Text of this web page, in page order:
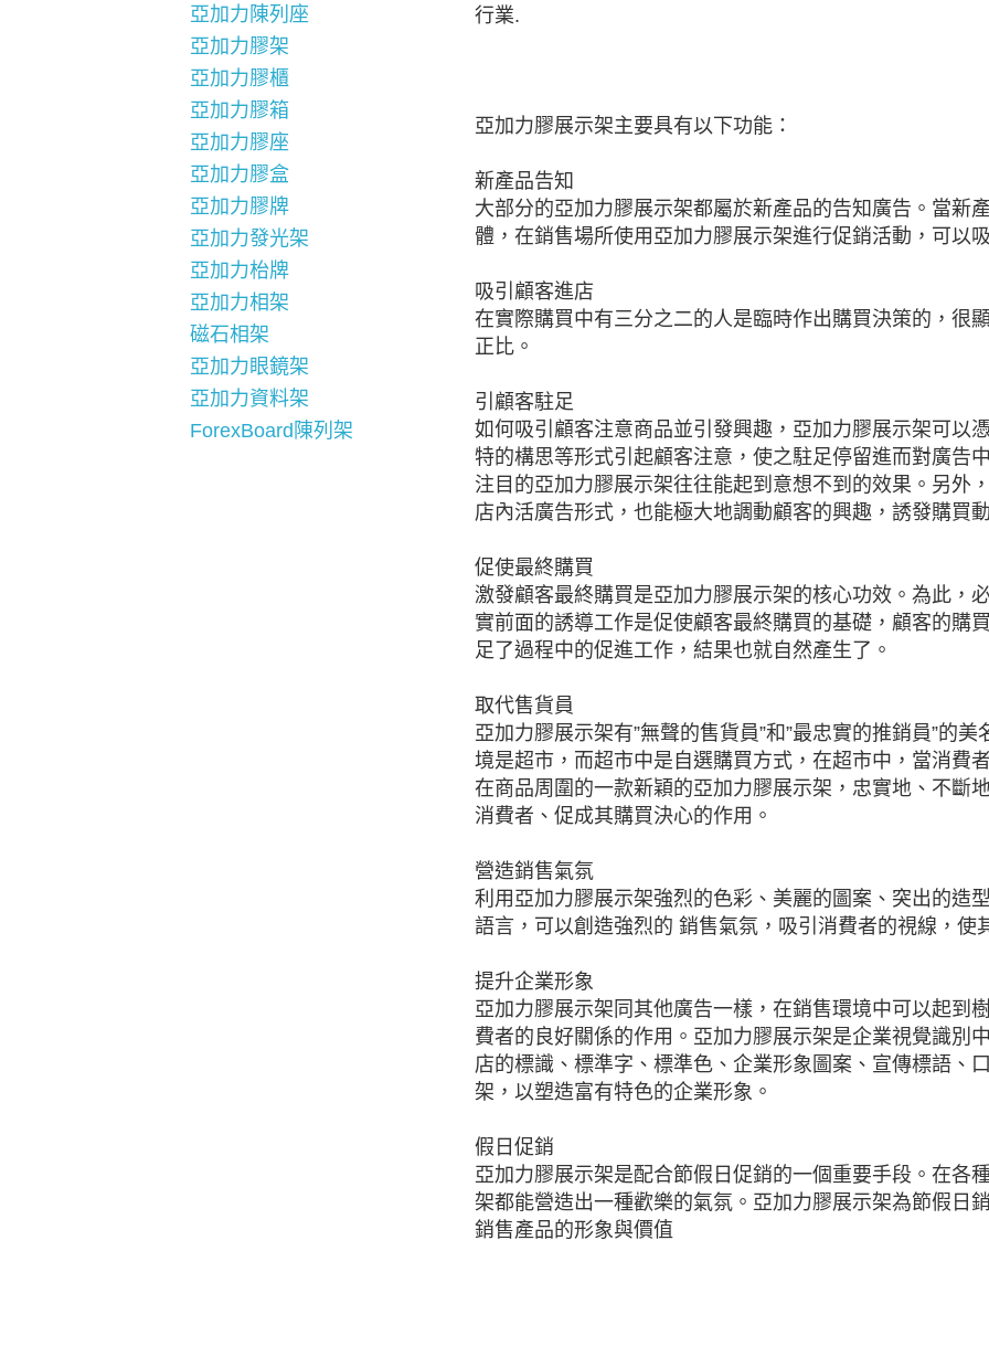
亞加力陳列座
亞加力膠架
亞加力膠櫃
亞加力膠箱
亞加力膠座
亞加力膠盒
亞加力膠牌
亞加力發光架
亞加力枱牌
亞加力相架
磁石相架
亞加力眼鏡架
亞加力資料架
ForexBoard陳列架
行業.
亞加力膠展示架主要具有以下功能：
新產品告知
大部分的亞加力膠展示架都屬於新產品的告知廣告。當新
體，在銷售場所使用亞加力膠展示架進行促銷活動，可以
吸引顧客進店
在實際購買中有三分之二的人是臨時作出購買決策的，很
正比。
引顧客駐足
如何吸引顧客注意商品並引發興趣，亞加力膠展示架可以
特的構思等形式引起顧客注意，使之駐足停留進而對廣告
注目的亞加力膠展示架往往能起到意想不到的效果。另外
店內活廣告形式，也能極大地調動顧客的興趣，誘發購買
促使最終購買
激發顧客最終購買是亞加力膠展示架的核心功效。為此，
實前面的誘導工作是促使顧客最終購買的基礎，顧客的購
足了過程中的促進工作，結果也就自然產生了。
取代售貨員
亞加力膠展示架有”無聲的售貨員”和”最忠實的推銷員”的
境是超市，而超市中是自選購買方式，在超市中，當消費
在商品周圍的一款新穎的亞加力膠展示架，忠實地、不斷
消費者、促成其購買決心的作用。
營造銷售氣氛
利用亞加力膠展示架強烈的色彩、美麗的圖案、突出的造
語言，可以創造強烈的 銷售氣氛，吸引消費者的視線，使
提升企業形象
亞加力膠展示架同其他廣告一樣，在銷售環境中可以起到
費者的良好關係的作用。亞加力膠展示架是企業視覺識別
店的標識、標準字、標準色、企業形象圖案、宣傳標語、
架，以塑造富有特色的企業形象。
假日促銷
亞加力膠展示架是配合節假日促銷的一個重要手段。在各
架都能營造出一種歡樂的氣氛。亞加力膠展示架為節假日
銷售產品的形象與價值